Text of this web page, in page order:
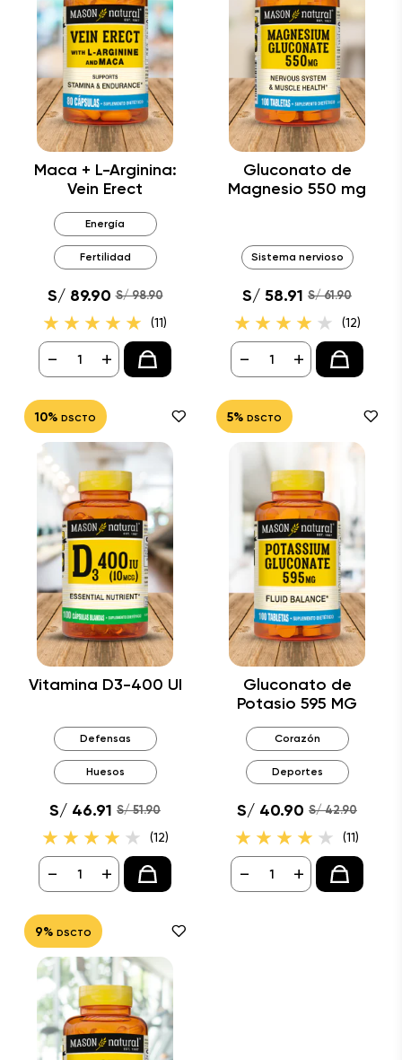
Maca + L-Arginina:
Vein Erect
Energía
Fertilidad
S/ 89.90 S/ 98.90
(11)
- +
Gluconato de
Magnesio 550 mg
Sistema nervioso
S/ 58.91 S/ 61.90
(12)
- +
10% DSCTO
Vitamina D3-400 UI
Defensas
Huesos
S/ 46.91 S/ 51.90
(12)
- +
5% DSCTO
Gluconato de
Potasio 595 MG
Corazón
Deportes
S/ 40.90 S/ 42.90
(11)
- +
9% DSCTO